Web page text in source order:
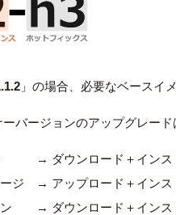
」の場合、必要なベースイ
バージョンのアップグレード
→ ダウンロード＋インス
ジ → アップロード＋インス
ン → ダウンロード＋インス